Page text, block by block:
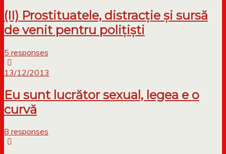
(II) Prostituatele, distracție și sursă
de venit pentru polițiști
5 responses
13/12/2013
Eu sunt lucrător sexual, legea e o
curvă
8 responses